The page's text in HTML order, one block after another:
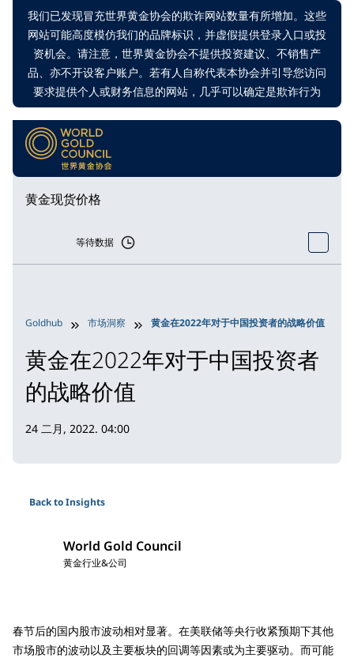
我们已发现冒充世界黄金协会的欺诈网站数量有所增加。这些
网站可能高度模仿我们的品牌标识，并虚假提供登录入口或投
资机会。请注意，世界黄金协会不提供投资建议、不销售产
品、亦不开设客户账户。若有人自称代表本协会并引导您访问
要求提供个人或财务信息的网站，几乎可以确定是欺诈行为
黄金现货价格
等待数据
Goldhub 市场洞察 黄金在2022年对于中国投资者的战略价值
黄金在2022年对于中国投资者
的战略价值
24 二月, 2022. 04:00
Back to Insights
World Gold Council
黄金行业&公司
春节后的国内股市波动相对显著。在美联储等央行收紧预期下其他
市场股市的波动以及主要板块的回调等因素或为主要驱动。而可能